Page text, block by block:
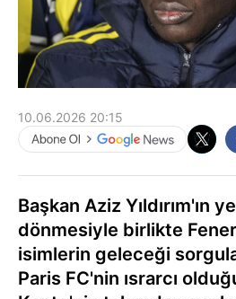
10.06.2026 20:15
Başkan Aziz Yıldırım'ın
dönmesiyle birlikte
isimlerin geleceği
Paris FC'nin ısrarcı